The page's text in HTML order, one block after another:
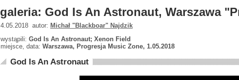
galeria: God Is An Astronaut, Warszawa
4.05.2018 autor: Michał "Blackboar" Najdzik
wystąpili: God Is An Astronaut; Xenon Field
miejsce, data: Warszawa, Progresja Music Zone, 1.05.2018
God Is An Astronaut